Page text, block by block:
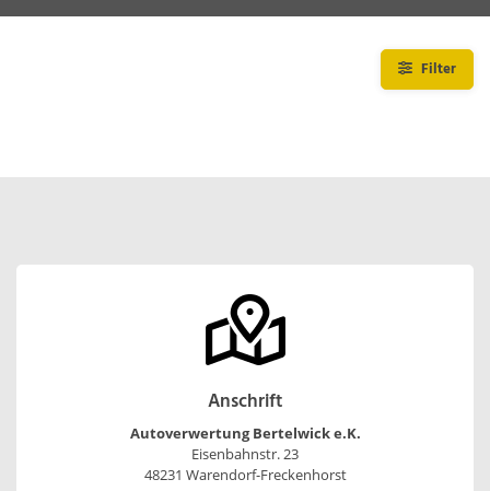
Filter
Anschrift
Autoverwertung Bertelwick e.K.
Eisenbahnstr. 23
48231 Warendorf-Freckenhorst